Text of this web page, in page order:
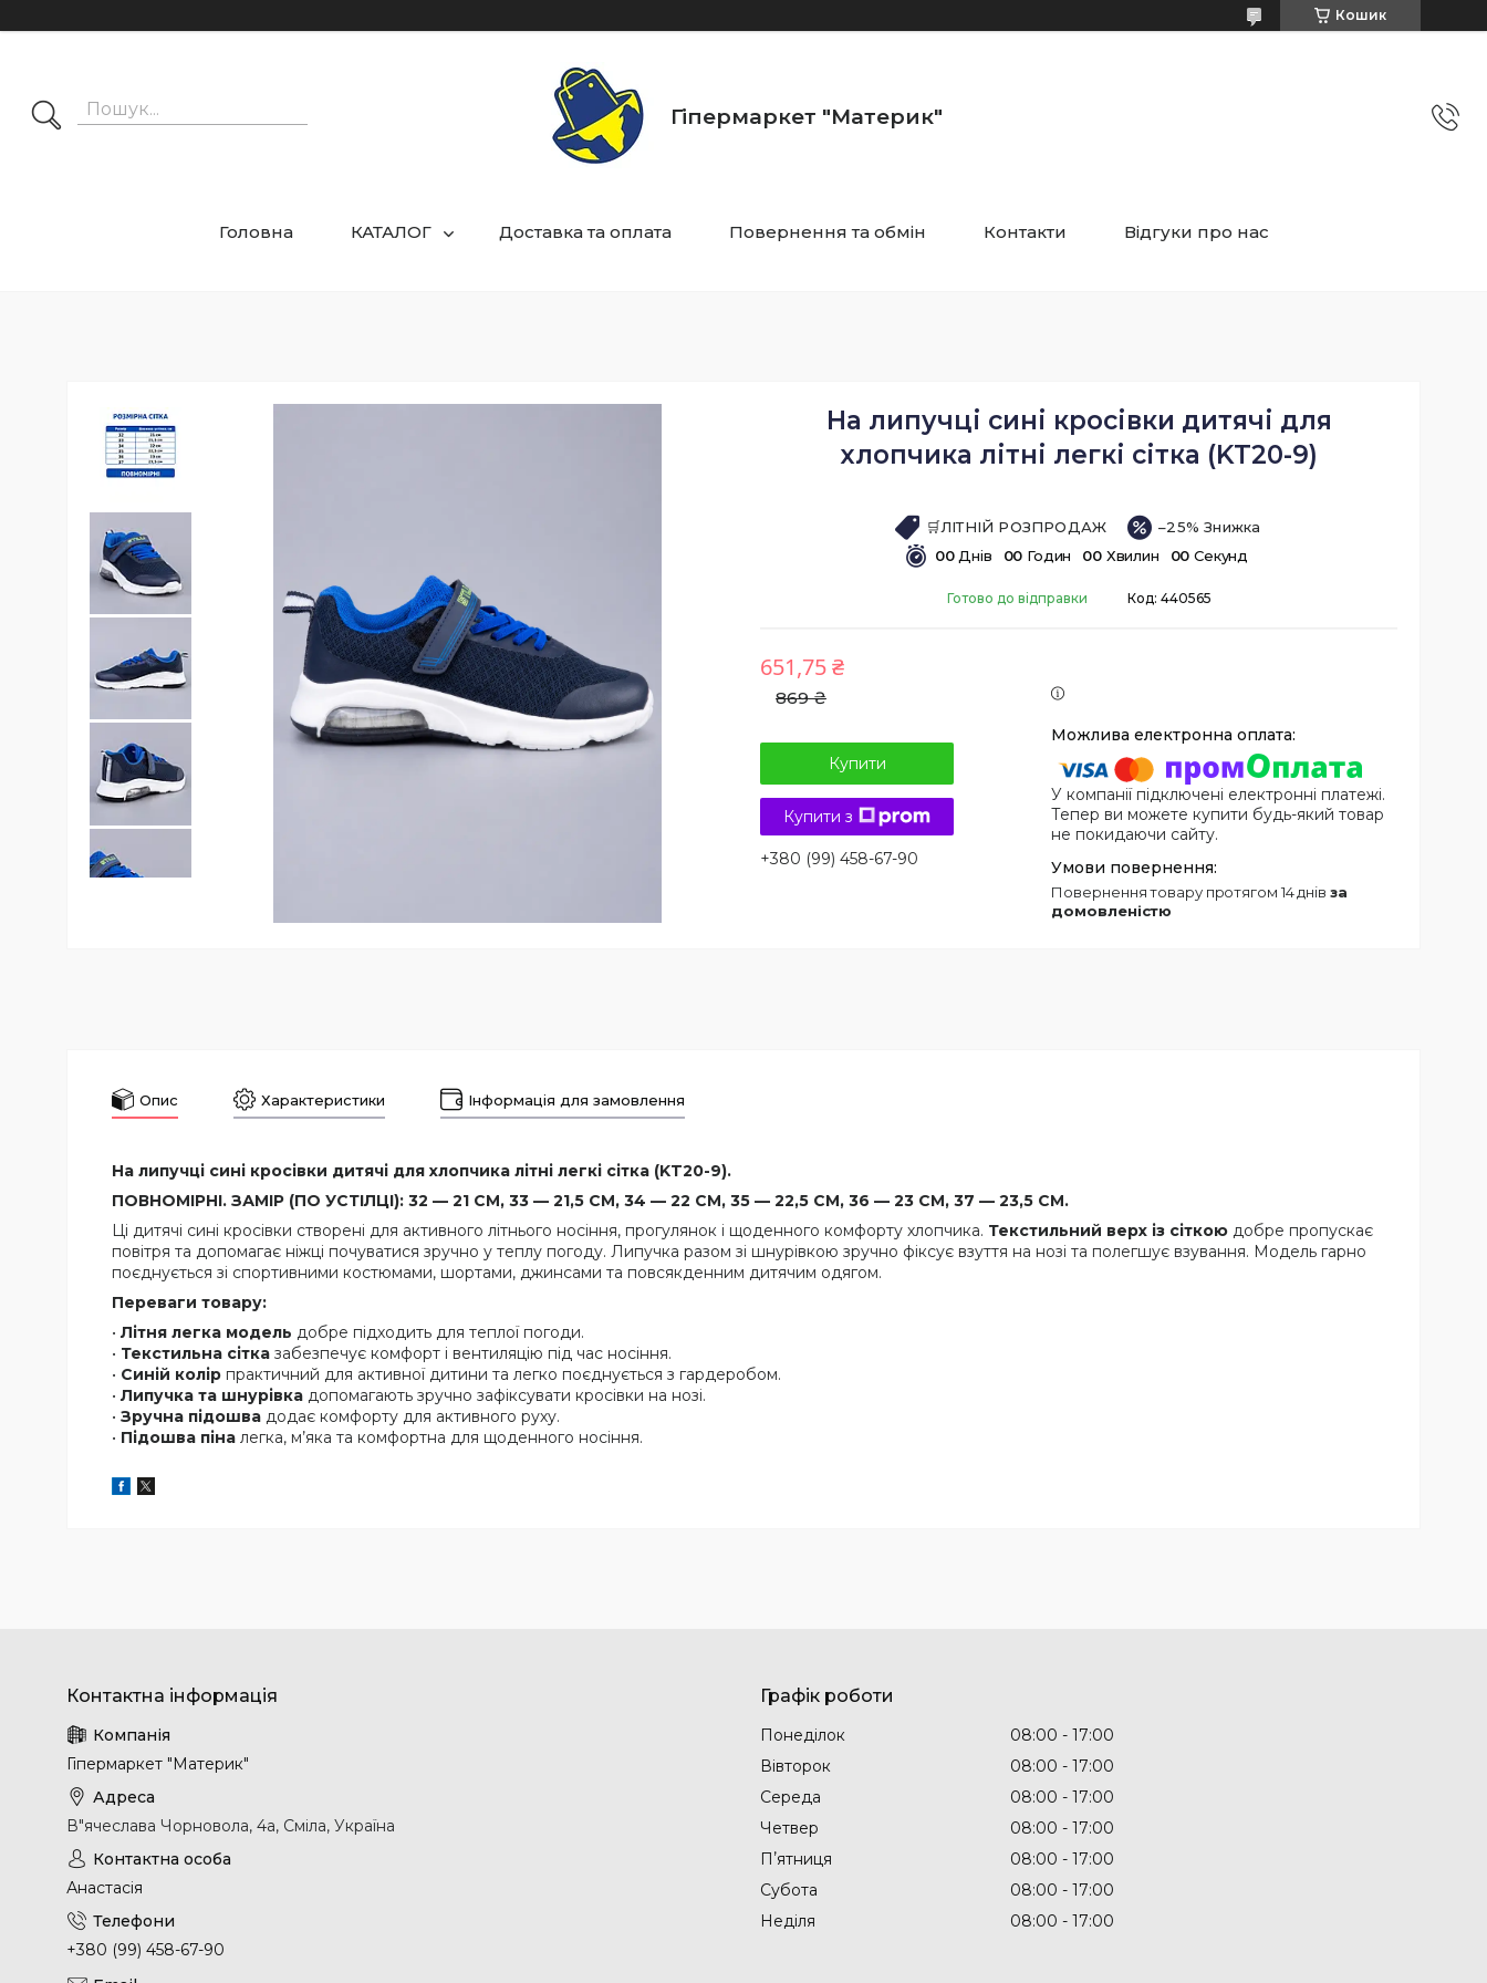
Кошик
Гіпермаркет "Материк"
Головна КАТАЛОГ Доставка та оплата Повернення та обмін Контакти Відгуки про нас
На липучці сині кросівки дитячі для
хлопчика літні легкі сітка (KT20-9)
🛒ЛІТНІЙ РОЗПРОДАЖ
–25%
00 Днів 00 Годин 00 Хвилин 00 Секунд
Готово до відправки Код: 440565
869 ₴
651,75 ₴
Купити
Купити з
+380 (99) 458-67-90
У компанії підключені електронні платежі.
Тепер ви можете купити будь-який товар
не покидаючи сайту.
повернення товару протягом 14 днів за
домовленістю
Опис Характеристики Інформація для замовлення
На липучці сині кросівки дитячі для хлопчика літні легкі сітка (KT20-9).
ПОВНОМІРНІ. ЗАМІР (ПО УСТІЛЦІ): 32 — 21 СМ, 33 — 21,5 СМ, 34 — 22 СМ, 35 — 22,5 СМ, 36 — 23 СМ, 37 — 23,5 СМ.
Ці дитячі сині кросівки створені для активного літнього носіння, прогулянок і щоденного комфорту хлопчика. Текстильний верх із сіткою добре пропускає
повітря та допомагає ніжці почуватися зручно у теплу погоду. Липучка разом зі шнурівкою зручно фіксує взуття на нозі та полегшує взування. Модель гарно
поєднується зі спортивними костюмами, шортами, джинсами та повсякденним дитячим одягом.
Переваги товару:
• Літня легка модель добре підходить для теплої погоди.
• Текстильна сітка забезпечує комфорт і вентиляцію під час носіння.
• Синій колір практичний для активної дитини та легко поєднується з гардеробом.
• Липучка та шнурівка допомагають зручно зафіксувати кросівки на нозі.
• Зручна підошва додає комфорту для активного руху.
• Підошва піна легка, м’яка та комфортна для щоденного носіння.
Гіпермаркет "Материк"
В"ячеслава Чорновола, 4а, Сміла, Україна
Анастасія
+380 (99) 458-67-90
Графік роботи
Понеділок 08:00
17:00
Вівторок
08:00
17:00
Середа
08:00
17:00
Четвер
08:00
17:00
Пʼятниця
08:00
17:00
Субота
08:00
17:00
Неділя
08:00 17:00